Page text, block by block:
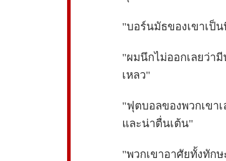
"บอร์นมัธของเขาเป็
"ผมนึกไม่ออกเลยว่า
เหลว"
"ฟุตบอลของพวกเขา
และน่าตื่นเต้น"
"พวกเขาอาศัยทั้งทัก